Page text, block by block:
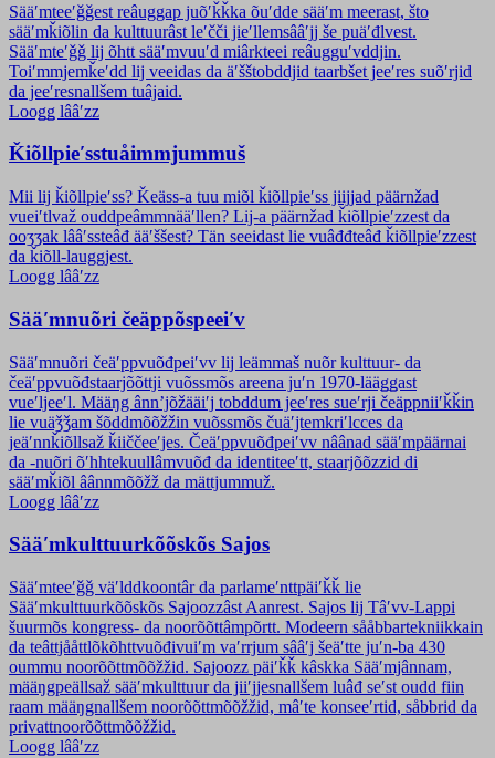
Sääʹmteeʹǧǧest reâuggap juõʹǩǩka õuʹdde sääʹm meerast, što
sääʹmǩiõlin da kulttuurâst leʹčči jieʹllemsââʹjj še puäʹđlvest.
Sääʹmteʹǧǧ lij õhtt sääʹmvuuʹd miârkteei reâugguʹvddjin.
Toiʹmmjemǩeʹdd lij veeidas da äʹšštobddjid taarbšet jeeʹres suõʹrjid
da jeeʹresnallšem tuâjaid.
Looǥǥ lââʹzz
Ǩiõllpieʹss­tuåimmjummuš
Mii lij ǩiõllpieʹss? Ǩeäss-a tuu miõl ǩiõllpieʹss jiijjad päärnžad
vueiʹtlvaž ouddpeâmmnääʹllen? Lij-a päärnžad ǩiõllpieʹzzest da
ooʒʒak lââʹssteâđ ääʹššest? Tän seeidast lie vuâđđteâđ ǩiõllpieʹzzest
da ǩiõll-lauggjest.
Looǥǥ lââʹzz
Sääʹmnuõri čeäppõspeeiʹv
Sääʹmnuõri čeäʹppvuõđpeiʹvv lij leämmaš nuõr kulttuur- da
čeäʹppvuõđstaarjõõttji vuõssmõs areena juʹn 1970-lääǥǥast
vueʹljeeʹl. Määŋg ânnʼjõžääiʹj tobddum jeeʹres sueʹrji čeäppniiʹǩǩin
lie vuäǯǯam šõddmõõžžin vuõssmõs čuäʹjtemkriʹlcces da
jeäʹnnǩiõllsaž ǩiiččeeʹjes. Čeäʹppvuõđpeiʹvv nâânad sääʹmpäärnai
da -nuõri õʹhhtekuullâmvuõđ da identiteeʹtt, staarjõõzzid di
sääʹmǩiõl âânnmõõžž da mättjummuž.
Looǥǥ lââʹzz
Sääʹmkulttuurkõõskõs Sajos
Sääʹmteeʹǧǧ väʹlddkoontâr da parlameʹnttpäiʹǩǩ lie
Sääʹmkulttuurkõõskõs Sajoozzâst Aanrest. Sajos lij Tâʹvv-Lappi
šuurmõs kongress- da noorõõttâmpõrtt. Modeern sååbbartekniikkain
da teâttjååttlõkõhttvuõđivuiʹm vaʹrrjum sââʹj šeäʹtte juʹn-ba 430
oummu noorõõttmõõžžid. Sajoozz päiʹǩǩ kâskka Sääʹmjânnam,
määŋgpeällsaž sääʹmkulttuur da jiiʹjjesnallšem luâđ seʹst oudd fiin
raam määŋgnallšem noorõõttmõõžžid, mâʹte konseeʹrtid, såbbrid da
privattnoorõõttmõõžžid.
Looǥǥ lââʹzz